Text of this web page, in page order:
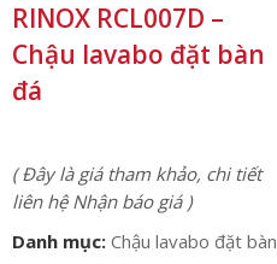
RINOX RCL007D –
Chậu lavabo đặt bàn
đá
( Đây là giá tham khảo, chi tiết
liên hệ Nhận báo giá )
Danh mục: Chậu lavabo đặt bàn